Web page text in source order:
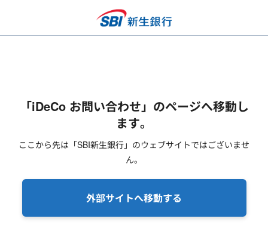
「iDeCo お問い合わせ」のページへ移動し
ます。
ここから先は「SBI新生銀行」のウェブサイトではございませ
ん。
外部サイトへ移動する